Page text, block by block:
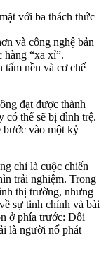
với ba thách thức
và công nghệ bản
hàng “xa xỉ”.
nền và cơ chế
đạt được thành
có thể sẽ bị đình trệ.
bước vào một kỷ
chỉ là cuộc chiến
trải nghiệm. Trong
thị trường, nhưng
sự tinh chỉnh và bài
ở phía trước: Đôi
là người nổ phát